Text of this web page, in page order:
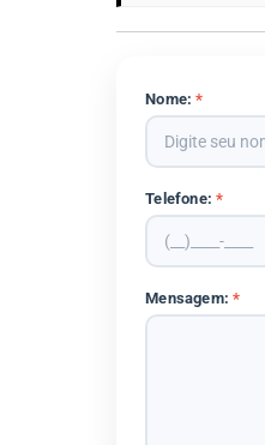
Nome:*
Telefone:*
Mensagem:*